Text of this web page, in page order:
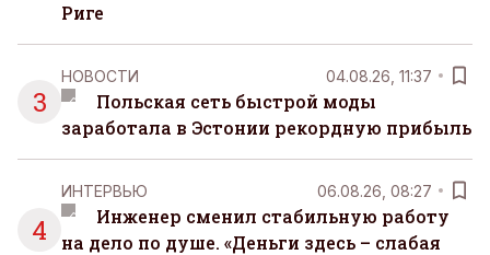
Риге
3
НОВОСТИ 04.08.26, 11:37
Польская сеть быстрой моды
заработала в Эстонии рекордную прибыль
4
ИНТЕРВЬЮ 06.08.26, 08:27
Инженер сменил стабильную работу
на дело по душе. «Деньги здесь – слабая